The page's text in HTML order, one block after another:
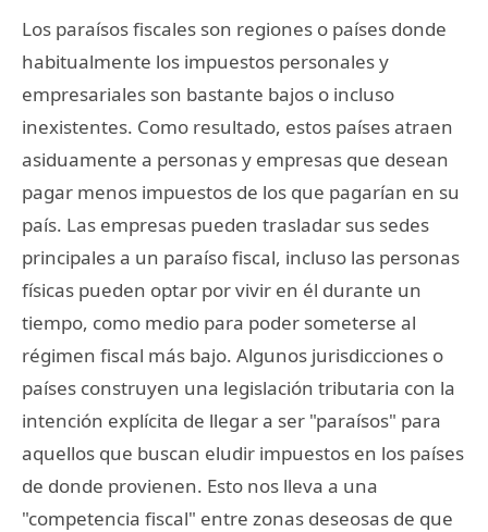
Los paraísos fiscales son regiones o países donde
habitualmente los impuestos personales y
empresariales son bastante bajos o incluso
inexistentes. Como resultado, estos países atraen
asiduamente a personas y empresas que desean
pagar menos impuestos de los que pagarían en su
país. Las empresas pueden trasladar sus sedes
principales a un paraíso fiscal, incluso las personas
físicas pueden optar por vivir en él durante un
tiempo, como medio para poder someterse al
régimen fiscal más bajo. Algunos jurisdicciones o
países construyen una legislación tributaria con la
intención explícita de llegar a ser "paraísos" para
aquellos que buscan eludir impuestos en los países
de donde provienen. Esto nos lleva a una
"competencia fiscal" entre zonas deseosas de que